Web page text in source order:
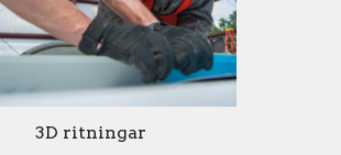
3D ritningar